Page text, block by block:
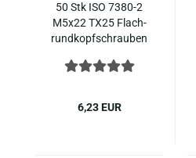
50 Stk ISO 7380-​2
M5x22 TX25 Flach­
rund­kopf­schrau­ben
Flansch, Voll­ge­win­de,
6,23 EUR